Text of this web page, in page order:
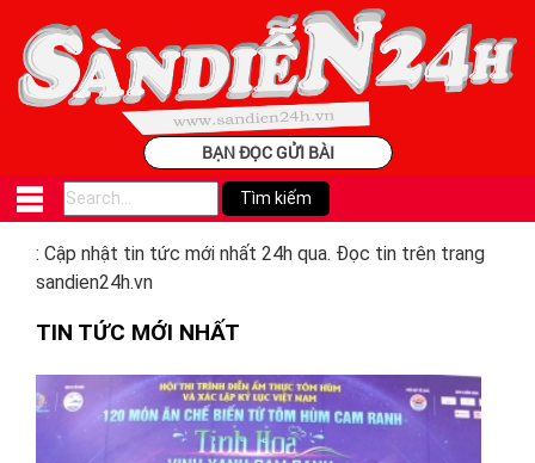
BẠN ĐỌC GỬI BÀI
: Cập nhật tin tức mới nhất 24h qua. Đọc tin trên trang
sandien24h.vn
TIN TỨC MỚI NHẤT